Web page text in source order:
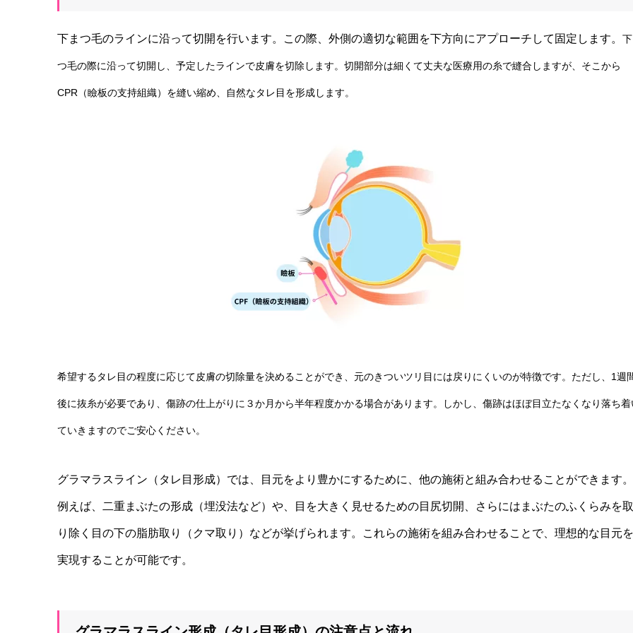
下まつ毛のラインに沿って切開を行います。この際、外側の適切な範囲を下方向にアプローチして固定します。
つ毛の際に沿って切開し、予定したラインで皮膚を切除します。 切開部分は細くて丈夫な医療用の糸で縫合しますが、そこから
CPR（瞼板の支持組織）を縫い縮め、自然なタレ目を形成します。
希望するタレ目の程度に応じて皮膚の切除量を決めることができ、元のきついツリ目には戻りにくいのが特徴です。ただし、1週
後に抜糸が必要であり、傷跡の仕上がりに３か月から半年程度かかる場合があります。しかし、傷跡はほぼ目立たなくなり落ち着
ていきますのでご安心ください。
グラマラスライン（タレ目形成）では、目元をより豊かにするために、他の施術と組み合わせることができます。
例えば、二重まぶたの形成（埋没法など）や、目を大きく見せるための目尻切開、さらにはまぶたのふくらみを取
り除く目の下の脂肪取り（クマ取り）などが挙げられます。これらの施術を組み合わせることで、理想的な目元を
実現することが可能です。